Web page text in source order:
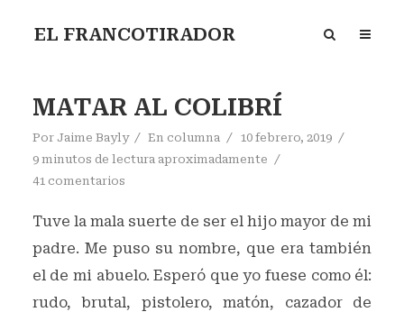
EL FRANCOTIRADOR
MATAR AL COLIBRÍ
Por Jaime Bayly En columna
10 febrero, 2019
9 minutos de lectura aproximadamente
41 comentarios
Tuve la mala suerte de ser el hijo mayor de mi
padre. Me puso su nombre, que era también
el de mi abuelo. Esperó que yo fuese como él:
rudo, brutal, pistolero, matón, cazador de